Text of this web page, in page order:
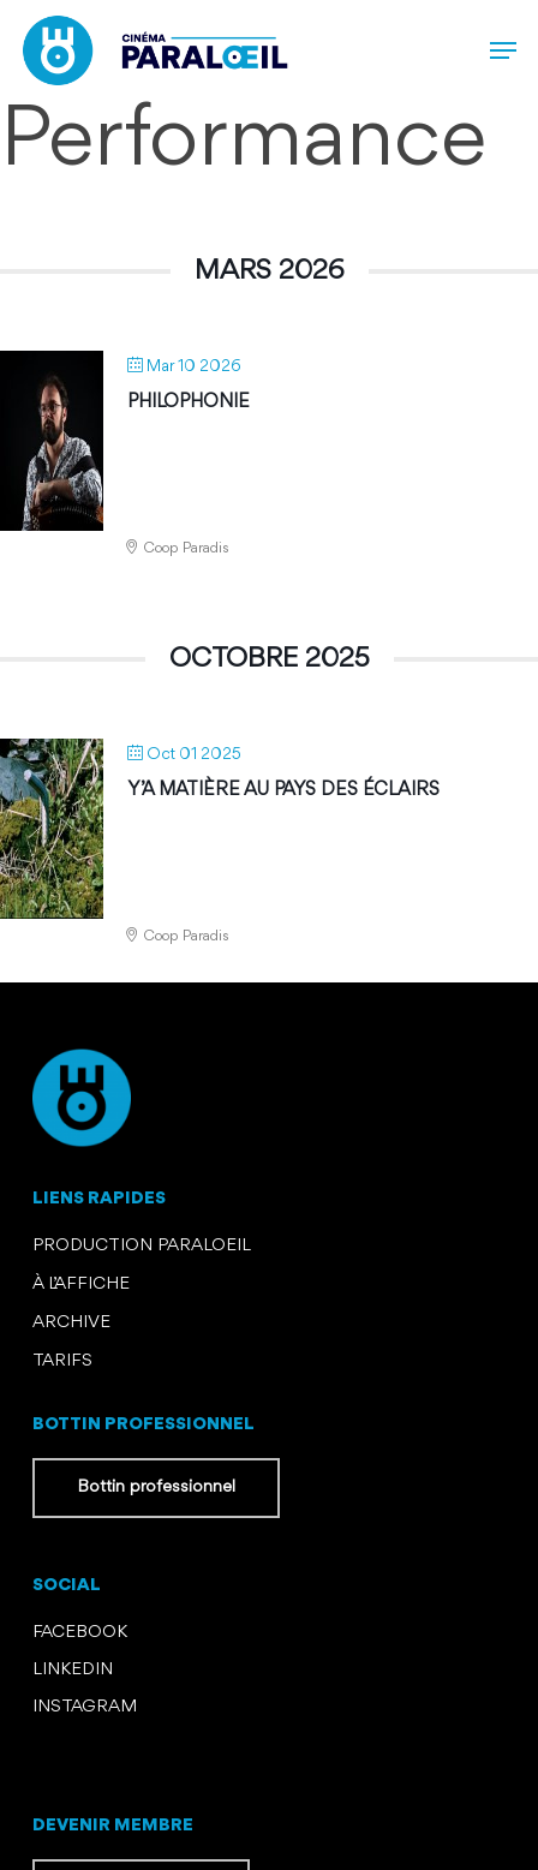
main
content
Performance
MARS 2026
Mar 10 2026
PHILOPHONIE
Coop Paradis
OCTOBRE 2025
Oct 01 2025
Y’A MATIÈRE AU PAYS DES ÉCLAIRS
Coop Paradis
LIENS RAPIDES
PRODUCTION PARALOEIL
À L’AFFICHE
ARCHIVE
TARIFS
BOTTIN PROFESSIONNEL
Bottin professionnel
SOCIAL
FACEBOOK
LINKEDIN
INSTAGRAM
DEVENIR MEMBRE